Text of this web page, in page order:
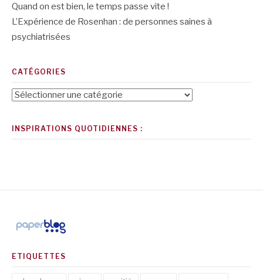
Quand on est bien, le temps passe vite !
L’Expérience de Rosenhan : de personnes saines à
psychiatrisées
CATÉGORIES
Catégories
INSPIRATIONS QUOTIDIENNES :
ETIQUETTES